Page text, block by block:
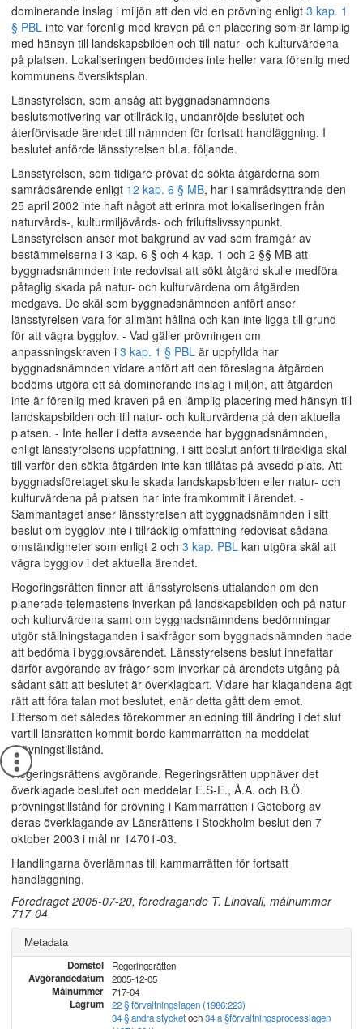
dominerande inslag i miljön att den vid en prövning enligt 3 kap. 1
§ PBL inte var förenlig med kraven på en placering som är lämplig
med hänsyn till landskapsbilden och till natur- och kulturvärdena
på platsen. Lokaliseringen bedömdes inte heller vara förenlig med
kommunens översiktsplan.
Länsstyrelsen, som ansåg att byggnadsnämndens
beslutsmotivering var otillräcklig, undanröjde beslutet och
återförvisade ärendet till nämnden för fortsatt handläggning. I
beslutet anförde länsstyrelsen bl.a. följande.
Länsstyrelsen, som tidigare prövat de sökta åtgärderna som
samrådsärende enligt 12 kap. 6 § MB, har i samrådsyttrande den
25 april 2002 inte haft något att erinra mot lokaliseringen från
naturvårds-, kulturmiljövårds- och friluftslivssynpunkt.
Länsstyrelsen anser mot bakgrund av vad som framgår av
bestämmelserna i 3 kap. 6 § och 4 kap. 1 och 2 §§ MB att
byggnadsnämnden inte redovisat att sökt åtgärd skulle medföra
påtaglig skada på natur- och kulturvärdena om åtgärden
medgavs. De skäl som byggnadsnämnden anfört anser
länsstyrelsen vara för allmänt hållna och kan inte ligga till grund
för att vägra bygglov. - Vad gäller prövningen om
anpassningskraven i 3 kap. 1 § PBL är uppfyllda har
byggnadsnämnden vidare anfört att den föreslagna åtgärden
bedöms utgöra ett så dominerande inslag i miljön, att åtgärden
inte är förenlig med kraven på en lämplig placering med hänsyn till
landskapsbilden och till natur- och kulturvärdena på den aktuella
platsen. - Inte heller i detta avseende har byggnadsnämnden,
enligt länsstyrelsens uppfattning, i sitt beslut anfört tillräckliga skäl
till varför den sökta åtgärden inte kan tillåtas på avsedd plats. Att
byggnadsföretaget skulle skada landskapsbilden eller natur- och
kulturvärdena på platsen har inte framkommit i ärendet. -
Sammantaget anser länsstyrelsen att byggnadsnämnden i sitt
beslut om bygglov inte i tillräcklig omfattning redovisat sådana
omständigheter som enligt 2 och 3 kap. PBL kan utgöra skäl att
vägra bygglov i det aktuella ärendet.
Regeringsrätten finner att länsstyrelsens uttalanden om den
planerade telemastens inverkan på landskapsbilden och på natur-
och kulturvärdena samt om byggnadsnämndens bedömningar
utgör ställningstaganden i sakfrågor som byggnadsnämnden hade
att bedöma i bygglovsärendet. Länsstyrelsens beslut innefattar
därför avgörande av frågor som inverkar på ärendets utgång på
sådant sätt att beslutet är överklagbart. Vidare har klagandena ägt
rätt att föra talan mot beslutet, enär detta gått dem emot.
Eftersom det således förekommer anledning till ändring i det slut
vartill länsrätten kommit borde kammarrätten ha meddelat
prövningstillstånd.
Regeringsrättens avgörande. Regeringsrätten upphäver det
överklagade beslutet och meddelar E.S-E., Å.A. och B.Ö.
prövningstillstånd för prövning i Kammarrätten i Göteborg av
deras överklagande av Länsrättens i Stockholm beslut den 7
oktober 2003 i mål nr 14701-03.
Handlingarna överlämnas till kammarrätten för fortsatt
handläggning.
Föredraget 2005-07-20, föredragande T. Lindvall, målnummer
717-04
Metadata
Domstol Regeringsrätten
Avgörandedatum 2005-12-05
Målnummer 717-04
Lagrum
22 § förvaltningslagen (1986:223)
34 § andra stycketoch34 a §förvaltningsprocesslagen